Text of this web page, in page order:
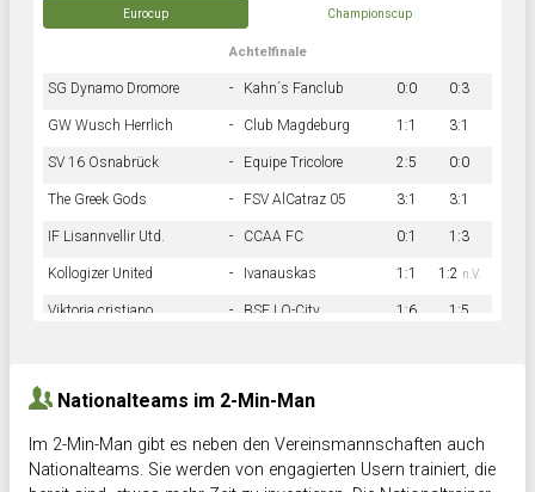
Eurocup Championscup
Achtelfinale
SG Dynamo Dromore - Kahn´s Fanclub 0:0 0:3
GW Wusch Herrlich - Club Magdeburg 1:1 3:1
SV 16 Osnabrück - Equipe Tricolore 2:5 0:0
The Greek Gods - FSV AlCatraz 05 3:1 3:1
IF Lisannvellir Utd. - CCAA FC 0:1 1:3
Kollogizer United - Ivanauskas 1:1 1:2 n.V.
Viktoria cristiano - BSF LO-City 1:6 1:5
Nationalteams im 2-Min-Man
Im 2-Min-Man gibt es neben den Vereinsmannschaften auch
Nationalteams. Sie werden von engagierten Usern trainiert, die